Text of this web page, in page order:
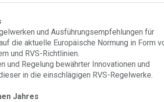
und Ausführungsempfehlungen für
die aktuelle Europäische Normung in Form
und RVS-Richtlinien.
und Regelung bewährter Innovationen und
in die einschlägigen RVS-Regelwerke.
Jahres